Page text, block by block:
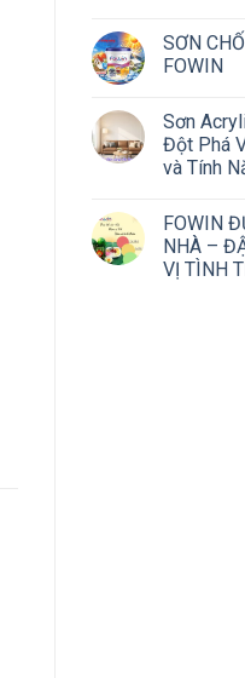
SƠN
FOWIN
Sơn
Đột Phá
và Tính
FOWIN
NHÀ –
VỊ TÌNH